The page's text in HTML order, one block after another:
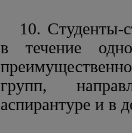
10. Студенты-
в течение
групп,
аспирантуре и в